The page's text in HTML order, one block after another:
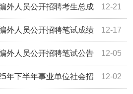
员的公示人员的公示 12-21
外人员公开招聘考生总成
相关事宜的通知 12-17
外人员公开招聘笔试成绩
告 12-05
外人员公开招聘笔试公告
12-02
年下半年事业单位社会招